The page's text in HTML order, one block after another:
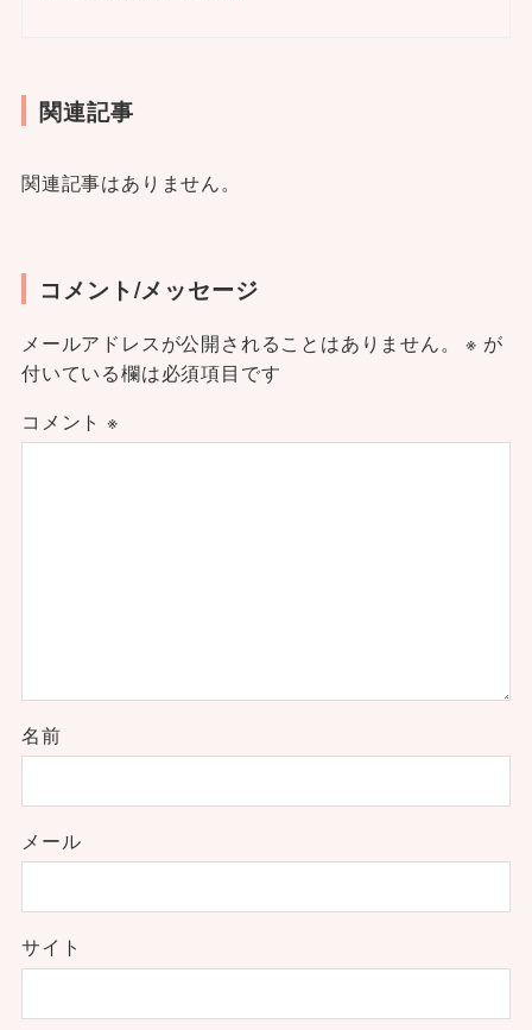
関連記事
関連記事はありません。
コメント/メッセージ
メールアドレスが公開されることはありません。 ※ が
付いている欄は必須項目です
コメント ※
名前
メール
サイト